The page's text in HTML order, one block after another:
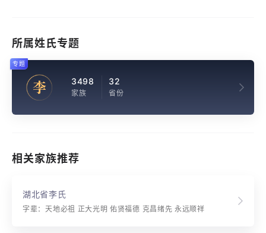
所属姓氏专题
李 3498
家族
32
省份
专题
相关家族推荐
湖北省李氏
字辈：天地必祖 正大光明 佑贤福德 克昌绪先 永远顺祥